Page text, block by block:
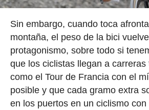
Sin embargo, cuando toca
montaña, el peso de la bici
protagonismo, sobre todo si
que los ciclistas llegan a
como el Tour de Francia con el
posible y que cada gramo extra
en los puertos en un ciclismo